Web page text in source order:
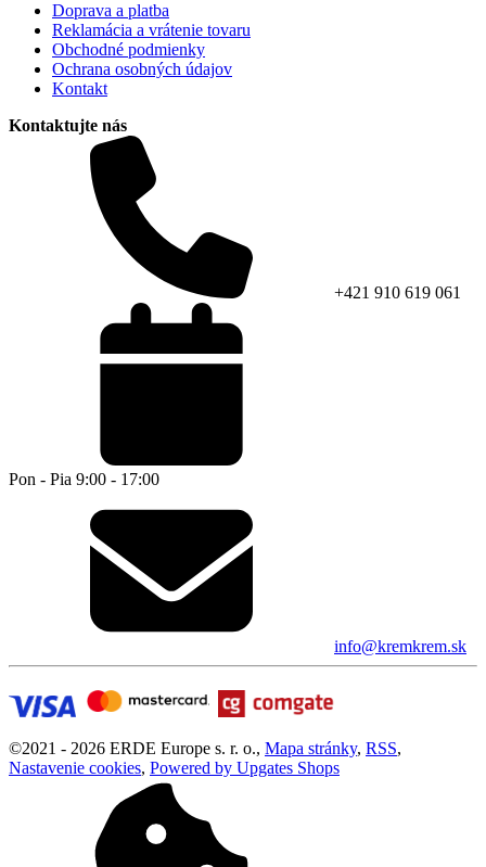
Doprava a platba
Reklamácia a vrátenie tovaru
Obchodné podmienky
Ochrana osobných údajov
Kontakt
Kontaktujte nás
+421 910 619 061
Pon - Pia 9:00 - 17:00
info@kremkrem.sk
©2021 - 2026 ERDE Europe s. r. o., Mapa stránky, RSS,
Nastavenie cookies, Powered by Upgates Shops